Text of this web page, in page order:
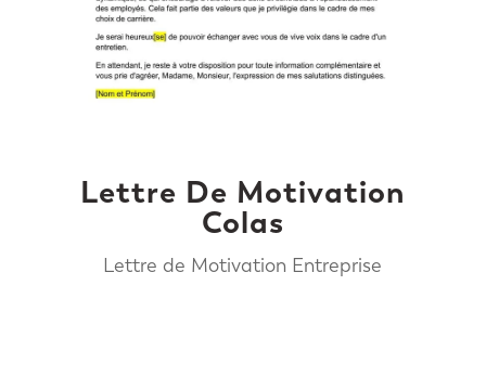
Lettre De Motivation
Colas
Lettre de Motivation Entreprise